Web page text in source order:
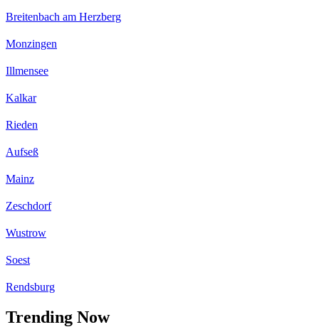
Breitenbach am Herzberg
Monzingen
Illmensee
Kalkar
Rieden
Aufseß
Mainz
Zeschdorf
Wustrow
Soest
Rendsburg
Trending Now